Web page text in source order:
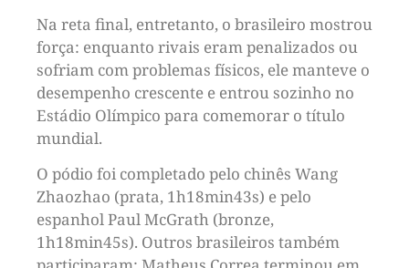
Na reta final, entretanto, o brasileiro mostrou
força: enquanto rivais eram penalizados ou
sofriam com problemas físicos, ele manteve o
desempenho crescente e entrou sozinho no
Estádio Olímpico para comemorar o título
mundial.
O pódio foi completado pelo chinês Wang
Zhaozhao (prata, 1h18min43s) e pelo
espanhol Paul McGrath (bronze,
1h18min45s). Outros brasileiros também